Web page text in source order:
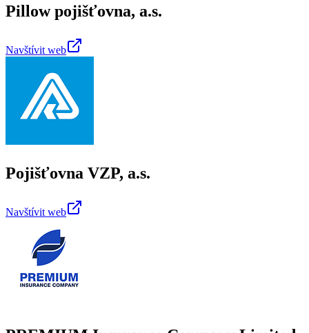
Pillow pojišťovna, a.s.
Navštívit web
Pojišťovna VZP, a.s.
Navštívit web